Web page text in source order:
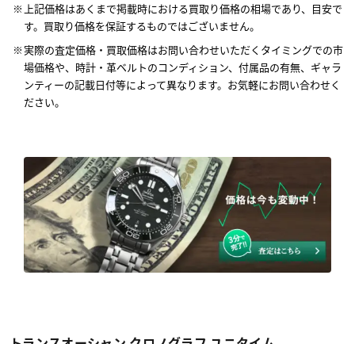
上記価格はあくまで掲載時における買取り価格の相場であり、目安で
す。買取り価格を保証するものではございません。
実際の査定価格・買取価格はお問い合わせいただくタイミングでの市
場価格や、時計・革ベルトのコンディション、付属品の有無、ギャラ
ンティーの記載日付等によって異なります。お気軽にお問い合わせく
ださい。